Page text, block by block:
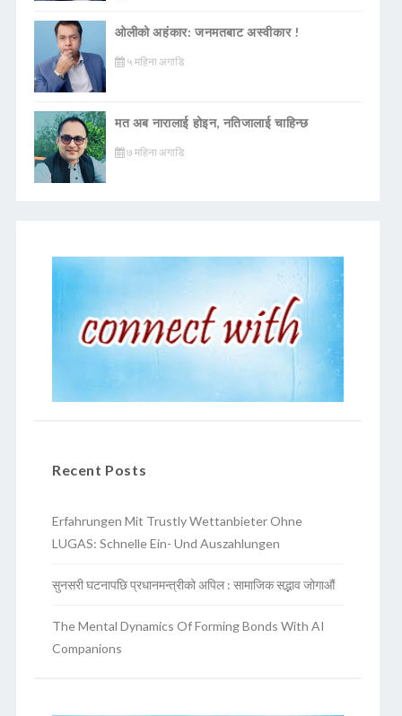
ओलीको अहंकार: जनमतबाट अस्वीकार !
५ महिना अगाडि
मत अब नारालाई होइन, नतिजालाई चाहिन्छ
७ महिना अगाडि
Recent Posts
Erfahrungen Mit Trustly Wettanbieter Ohne
LUGAS: Schnelle Ein- Und Auszahlungen
सुनसरी घटनापछि प्रधानमन्त्रीको अपिल : सामाजिक सद्भाव जोगाऔं
The Mental Dynamics Of Forming Bonds With AI
Companions